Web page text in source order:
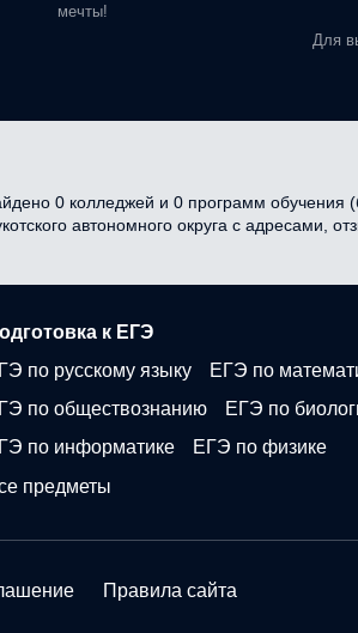
мечты!
Для
0 колледжей и 0 программ обучения
автономного округа с
к ЕГЭ
по русскому языку
ЕГЭ по
по обществознанию
ЕГЭ по
по информатике
ЕГЭ по физике
предметы
Правила сайта